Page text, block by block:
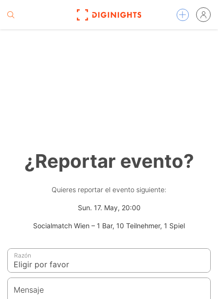
¿Reportar evento?
Quieres reportar el evento siguiente:
Sun. 17. May, 20:00
Socialmatch Wien – 1 Bar, 10 Teilnehmer, 1 Spiel
Razón
Mensaje